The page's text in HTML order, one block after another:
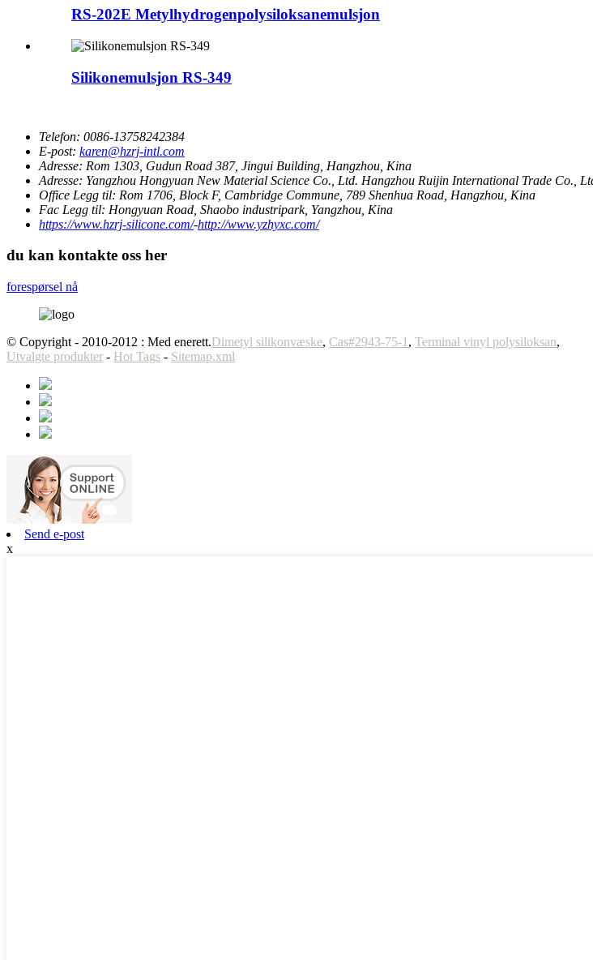
RS-202E Metylhydrogenpolysiloksanemulsjon
Silikonemulsjon RS-349
Telefon: 0086-13758242384
E-post: karen@hzrj-intl.com
Adresse: Rom 1303, Gudun Road 387, Jingui Building, Hangzhou, Kina
Adresse: Yangzhou Hongyuan New Material Science Co., Ltd. Hangzhou Ruijin International Trade Co.,
Office Legg til: Rom 1706, Block F, Cambridge Commune, 789 Shenhua Road, Hangzhou, Kina
Fac Legg til: Hongyuan Road, Shaobo industripark, Yangzhou, Kina
https://www.hzrj-silicone.com/-http://www.yzhyxc.com/
du kan kontakte oss her
forespørsel nå
© Copyright - 2010-2012 : Med enerett.Dimetyl silikonvæske, Cas#2943-75-1 , Terminal vinyl polysiloksan,
Utvalgte produkter - Hot Tags - Sitemap.xml
Send e-post
x